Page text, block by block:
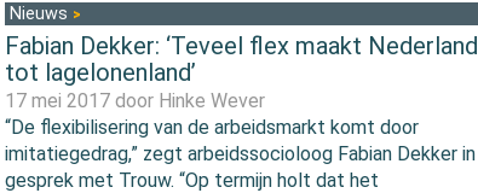
Nieuws
Fabian Dekker: ‘Teveel flex maakt Nederland
tot lagelonenland’
17 mei 2017 door Hinke Wever
“De flexibilisering van de arbeidsmarkt komt door
imitatiegedrag,” zegt arbeidssocioloog Fabian Dekker in
gesprek met Trouw. “Op termijn holt dat het